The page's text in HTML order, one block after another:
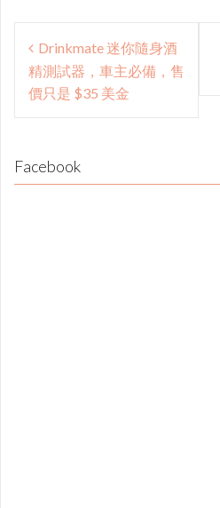
Post
navigation
Drinkmate 迷你隨身酒
精測試器，車主必備，售
價只是 $35 美金
Facebook